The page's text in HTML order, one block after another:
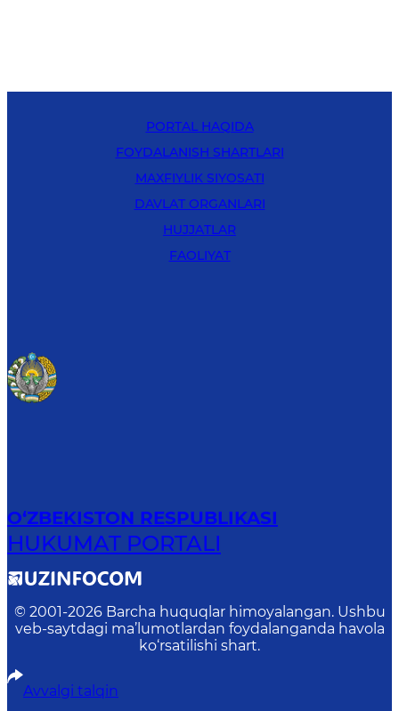
PORTAL HAQIDA
FOYDALANISH SHARTLARI
MAXFIYLIK SIYOSATI
DAVLAT ORGANLARI
HUJJATLAR
FAOLIYAT
O‘ZBEKISTON RESPUBLIKASI
HUKUMAT PORTALI
© 2001-2026 Barcha huquqlar himoyalangan. Ushbu
veb-saytdagi ma’lumotlardan foydalanganda havola
ko‘rsatilishi shart.
Avvalgi talqin